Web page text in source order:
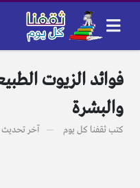
فوائد الزيوت
والبشرة
كتبثقفنا كل يوم آخر تحديث